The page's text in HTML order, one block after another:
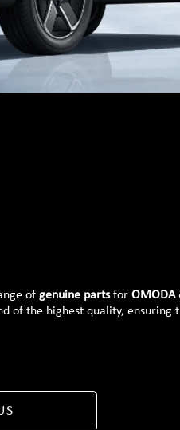
of genuine partsfor OMODA
of the highest quality, ensuring